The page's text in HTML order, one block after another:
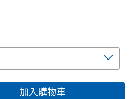
加入購物車